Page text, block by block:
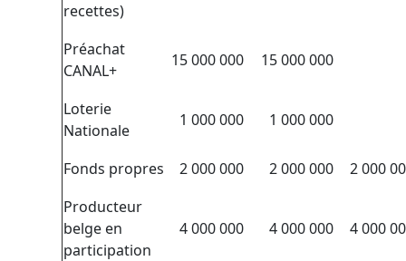
recettes)
Préachat
CANAL+
15 000 000 15 000 000
Loterie
Nationale
1 000 000 1 000 000
Fonds propres 2 000 000 2 000 000
2 000
Producteur
belge en
participation
4 000 000 4 000 000 4 000